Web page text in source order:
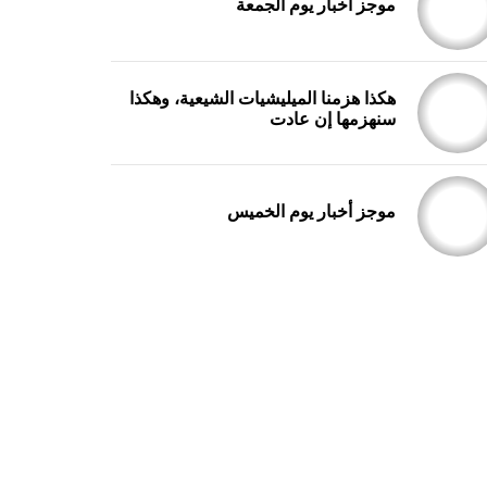
موجز أخبار يوم الجمعة
هكذا هزمنا الميليشيات الشيعية، وهكذا
سنهزمها إن عادت
موجز أخبار يوم الخميس